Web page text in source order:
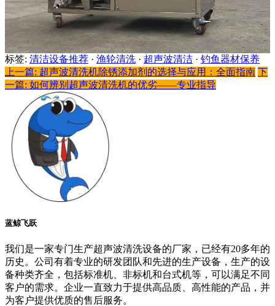
标签: 清洁设备推荐 · 渔轮清洗 · 超声波清洁 · 钓鱼器材保养
上一篇: 超声波清洗机除锈添加剂的选择与应用：全面指南 下
一篇: 如何辨别超声波清洗机的优劣——专业指导
蓝鲸飞跃
我们是一家专门生产超声波清洗设备的厂家，已经有20多年的
历史。公司有着专业的研发团队和先进的生产设备，生产的设
备种类齐全，包括标准机、非标机和台式机等，可以满足不同
客户的需求。企业一直致力于提供高品质、高性能的产品，并
为客户提供优质的售后服务。